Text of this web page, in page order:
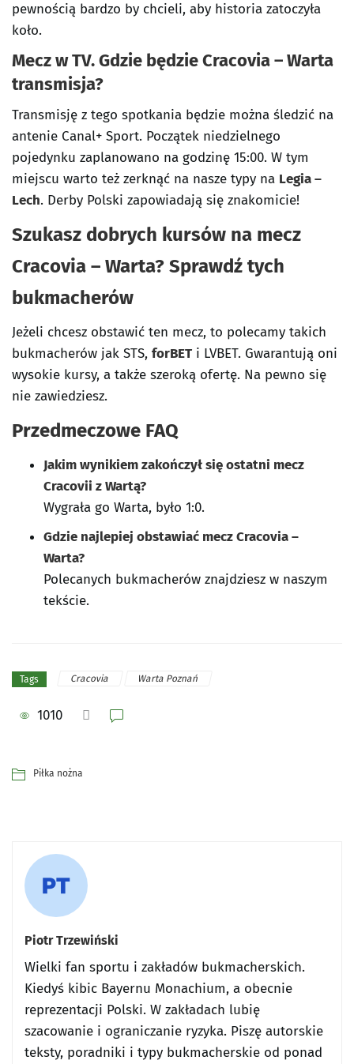
pewnością bardzo by chcieli, aby historia zatoczyła
koło.
Mecz w TV. Gdzie będzie Cracovia – Warta
transmisja?
Transmisję z tego spotkania będzie można śledzić na
antenie Canal+ Sport. Początek niedzielnego
pojedynku zaplanowano na godzinę 15:00. W tym
miejscu warto też zerknąć na nasze typy na Legia –
Lech. Derby Polski zapowiadają się znakomicie!
Szukasz dobrych kursów na mecz
Cracovia – Warta? Sprawdź tych
bukmacherów
Jeżeli chcesz obstawić ten mecz, to polecamy takich
bukmacherów jak STS, forBET i LVBET. Gwarantują oni
wysokie kursy, a także szeroką ofertę. Na pewno się
nie zawiedziesz.
Przedmeczowe FAQ
Jakim wynikiem zakończył się ostatni mecz
Cracovii z Wartą?
Wygrała go Warta, było 1:0.
Gdzie najlepiej obstawiać mecz Cracovia –
Warta?
Polecanych bukmacherów znajdziesz w naszym
tekście.
Tags Cracovia Warta Poznań
1010
Piłka nożna
Piotr Trzewiński
Wielki fan sportu i zakładów bukmacherskich.
Kiedyś kibic Bayernu Monachium, a obecnie
reprezentacji Polski. W zakładach lubię
szacowanie i ograniczanie ryzyka. Piszę autorskie
teksty, poradniki i typy bukmacherskie od ponad